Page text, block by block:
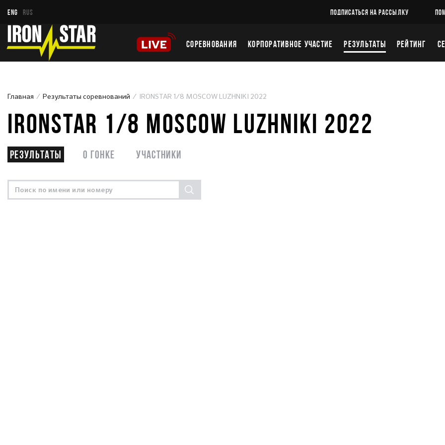
ENG RUS ПОДПИСАТЬСЯ НА РАССЫЛКУ
СОРЕВНОВАНИЯ КОРПОРАТИВНОЕ УЧАСТИЕ РЕЗУЛЬТАТЫ РЕЙТИНГ
Главная Результаты соревнований IRONSTAR 1/8 MOSCOW LUZHNIKI 2022
IRONSTAR 1/8 MOSCOW LUZHNIKI 2022
Результаты О гонке Участники